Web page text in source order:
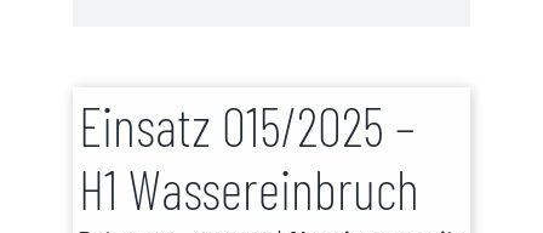
Einsatz 015/2025 –
H1 Wassereinbruch